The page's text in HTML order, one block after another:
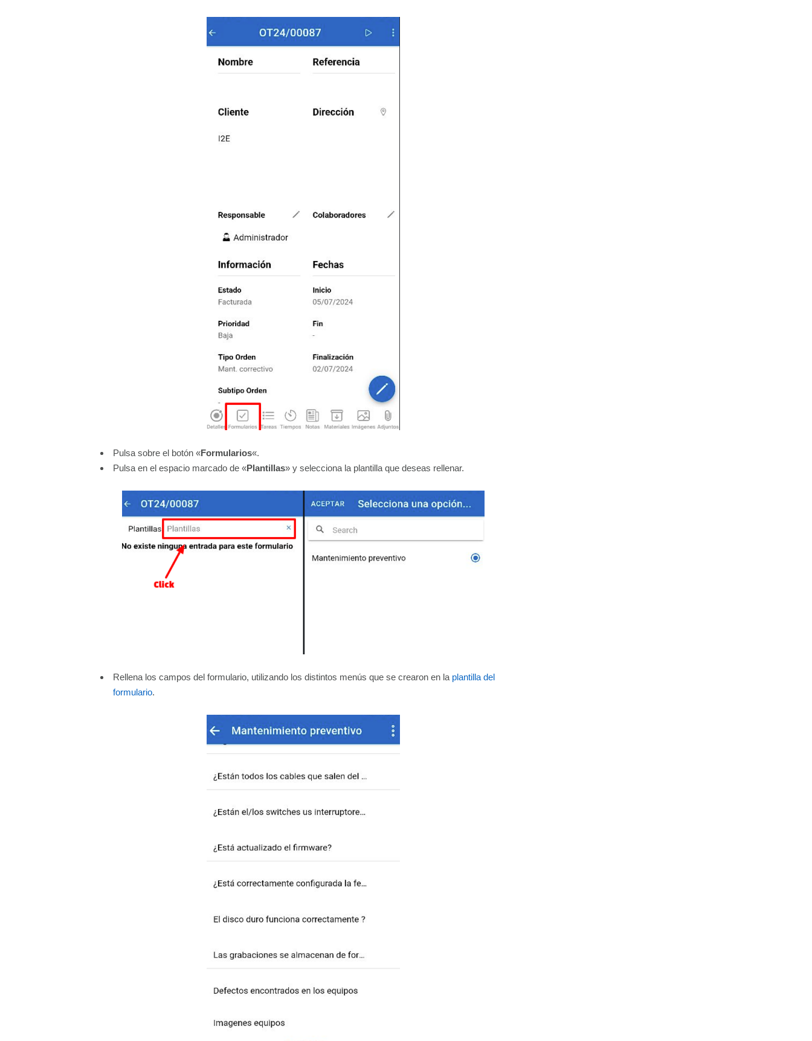
Pulsa sobre el botón «Formularios«.
Pulsa en el espacio marcado de «Plantillas» y selecciona la plantilla que deseas rellenar.
Rellena los campos del formulario, utilizando los distintos menús que se crearon en la plantilla del
formulario.